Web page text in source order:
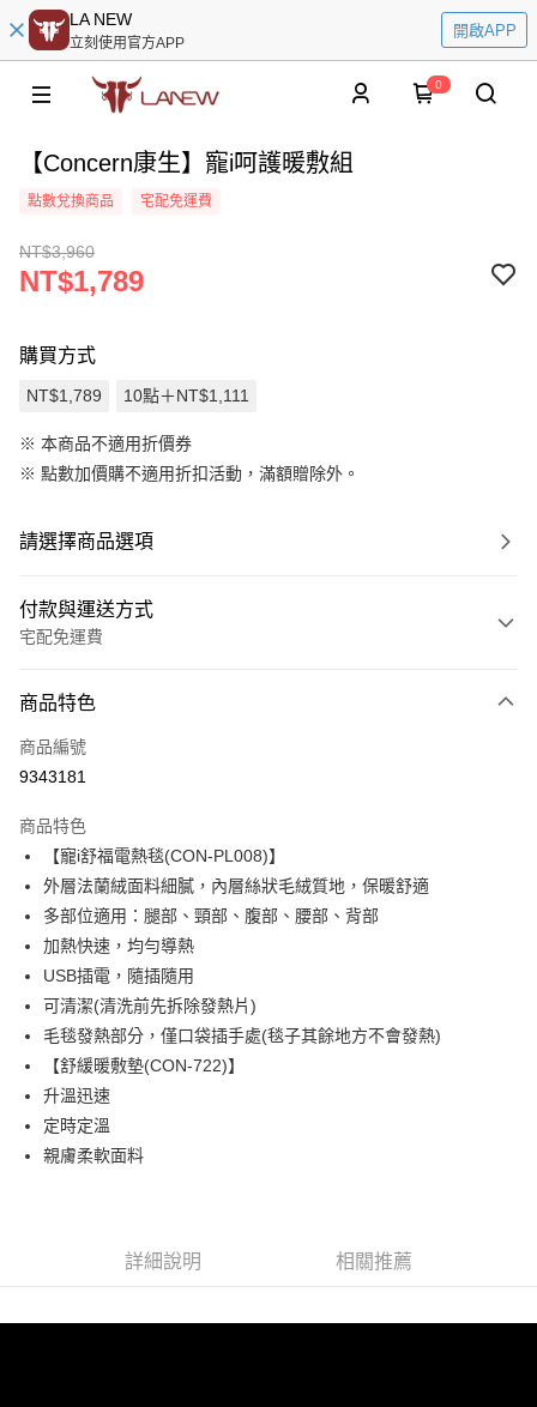
LA NEW
立刻使用官方APP
開啟APP
0
【Concern康生】寵i呵護暖敷組
點數兌換商品 宅配免運費
NT$3,960
NT$1,789
購買方式
NT$1,789 10點＋NT$1,111
※ 本商品不適用折價券
※ 點數加價購不適用折扣活動，滿額贈除外。
請選擇商品選項
付款與運送方式
宅配免運費
信用卡一次付款
LINE Pay
悠遊付
Google Pay
全盈+PAY
ATM付款
運送方式
每筆NT$80，滿NT$990(含以上)免運費
【免運費】
商品特色
商品編號
9343181
商品特色
【寵i舒福電熱毯(CON-PL008)】
外層法蘭絨面料細膩，內層絲狀毛絨質地，保暖舒適
多部位適用：腿部、頸部、腹部、腰部、背部
加熱快速，均勻導熱
USB插電，隨插隨用
可清潔(清洗前先拆除發熱片)
毛毯發熱部分，僅口袋插手處(毯子其餘地方不會發熱)
【舒緩暖敷墊(CON-722)】
升溫迅速
定時定溫
親膚柔軟面料
詳細說明 相關推薦